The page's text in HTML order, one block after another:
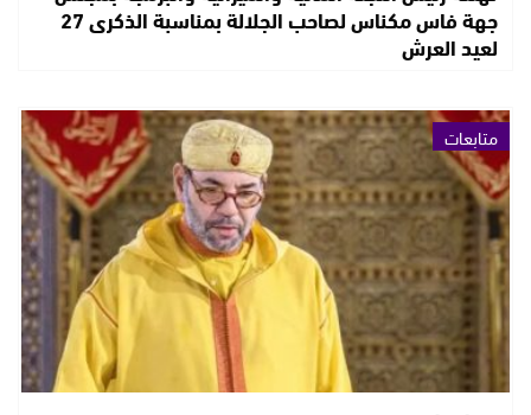
جهة فاس مكناس لصاحب الجلالة بمناسبة الذكرى 27
لعيد العرش
متابعات